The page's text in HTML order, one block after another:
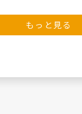
もっと見る